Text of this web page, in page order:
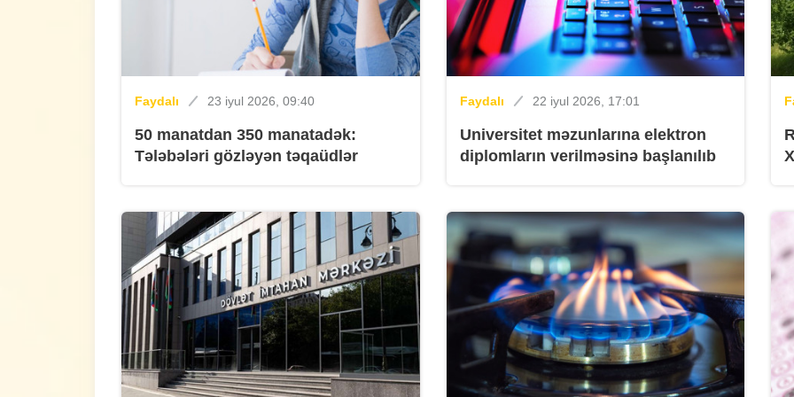
Faydalı 23 iyul 2026, 09:40
50 manatdan 350 manatadək:
Tələbələri gözləyən təqaüdlər
Faydalı 22 iyul 2026, 17:01
Universitet məzunlarına elektron
diplomların verilməsinə başlanılıb